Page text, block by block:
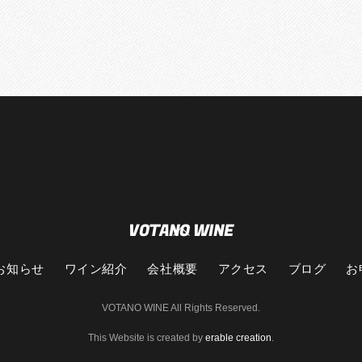
Back
Top
VOTANO WINE
知らせ ワイン紹介 会社概要 アクセス ブログ お
VOTANO WINE All Rights Reserved.
This Website is created by erable creation.